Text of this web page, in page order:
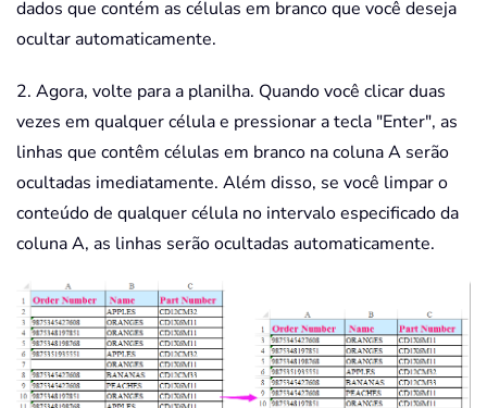
dados que contém as células em branco que você deseja
ocultar automaticamente.
2. Agora, volte para a planilha. Quando você clicar duas
vezes em qualquer célula e pressionar a tecla "Enter", as
linhas que contêm células em branco na coluna A serão
ocultadas imediatamente. Além disso, se você limpar o
conteúdo de qualquer célula no intervalo especificado da
coluna A, as linhas serão ocultadas automaticamente.